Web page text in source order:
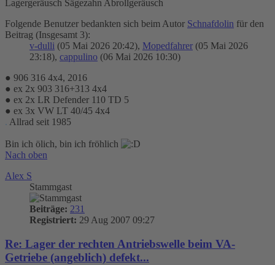
Lagergeräusch Sägezahn Abrollgeräusch
Folgende Benutzer bedankten sich beim Autor Schnafdolin für den
Beitrag (Insgesamt 3):
v-dulli (05 Mai 2026 20:42), Mopedfahrer (05 Mai 2026
23:18), cappulino (06 Mai 2026 10:30)
● 906 316 4x4, 2016
● ex 2x 903 316+313 4x4
● ex 2x LR Defender 110 TD 5
● ex 3x VW LT 40/45 4x4
. Allrad seit 1985
Bin ich ölich, bin ich fröhlich
Nach oben
Alex S
Stammgast
Beiträge: 231
Registriert: 29 Aug 2007 09:27
Re: Lager der rechten Antriebswelle beim VA-
Getriebe (angeblich) defekt...